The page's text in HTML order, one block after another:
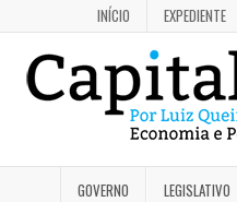
INÍCIO EXPEDIENTE
GOVERNO LEGISLATIVO